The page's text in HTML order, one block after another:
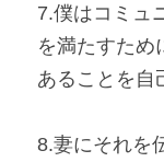
7.僕はコミュ
を満たすため
あることを自
8.妻にそれを